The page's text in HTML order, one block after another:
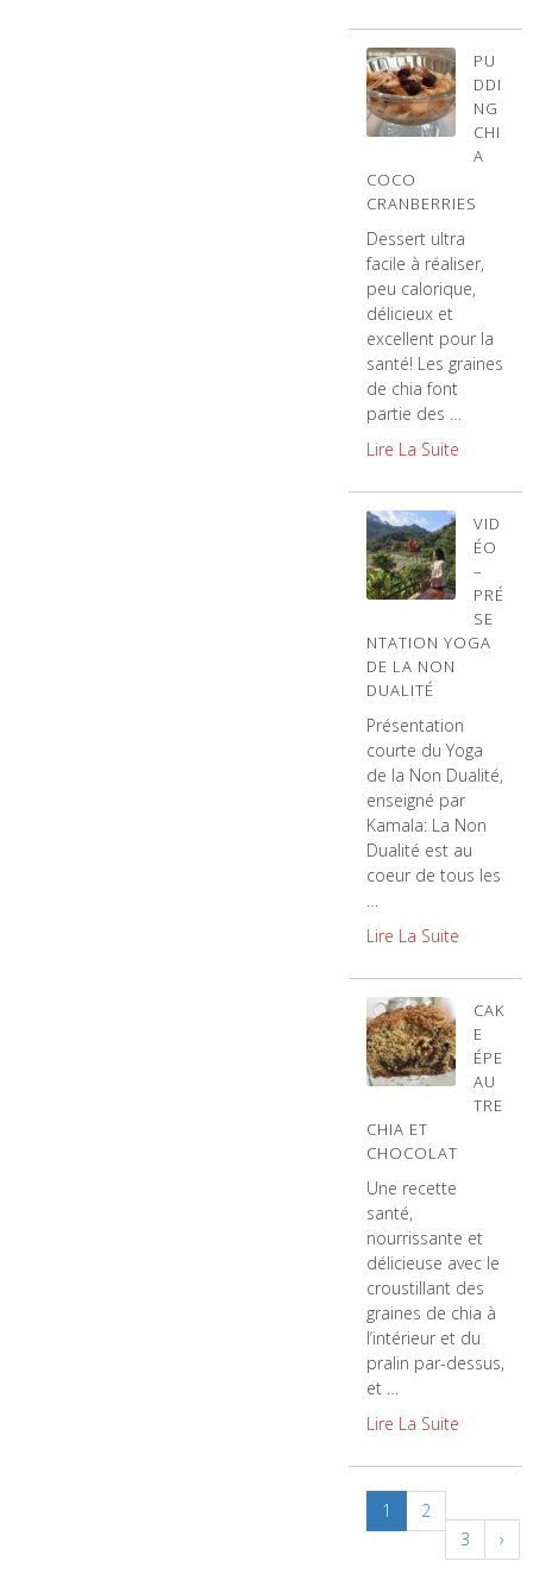
PU
DDI
NG
CHI
A
COCO
CRANBERRIES
Dessert ultra
facile à réaliser,
peu calorique,
délicieux et
excellent pour la
santé! Les graines
de chia font
partie des …
Lire La Suite
VID
ÉO
–
PRÉ
SE
NTATION YOGA
DE LA NON
DUALITÉ
Présentation
courte du Yoga
de la Non Dualité,
enseigné par
Kamala: La Non
Dualité est au
coeur de tous les
…
Lire La Suite
CAK
E
ÉPE
AU
TRE
CHIA ET
CHOCOLAT
Une recette
santé,
nourrissante et
délicieuse avec le
croustillant des
graines de chia à
l’intérieur et du
pralin par-dessus,
et …
Lire La Suite
1
2
3
›